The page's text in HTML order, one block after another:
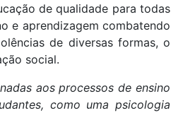
de qualidade para todas
e aprendizagem combatendo
de diversas formas, o
social.
aos processos de ensino
como uma psicologia